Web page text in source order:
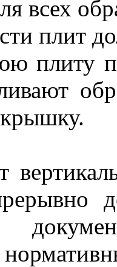
всех
плит
плиту
крышку.